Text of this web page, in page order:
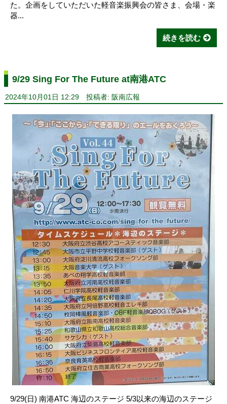
た。企画をしていただいた軽音楽振興会の皆さま、会場・楽
器...
続きを読む
9/29 Sing For The Future at南港ATC
2024年10月01日 12:29 投稿者: 阪南広報
9/29(日) 南港ATC 海辺のステージ 5/3以来の海辺のステージ